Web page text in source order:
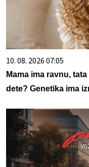
10. 08. 2026 07:05
Mama ima ravnu,
dete? Genetika ima